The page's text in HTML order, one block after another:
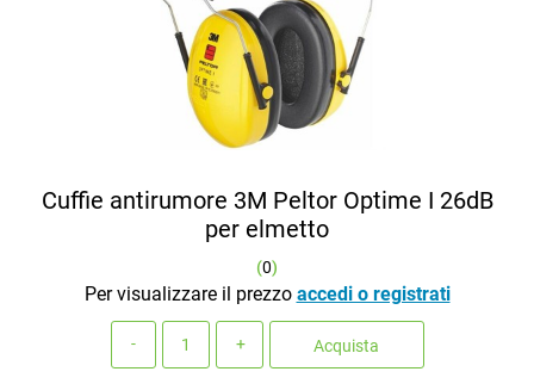
Cuffie antirumore 3M Peltor Optime I 26dB
per elmetto
(0)
Per visualizzare il prezzo accedi o registrati
Acquista